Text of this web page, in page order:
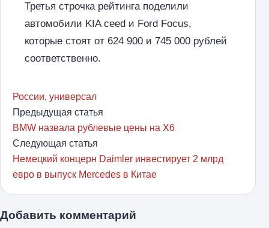
Третья строчка рейтинга поделили
автомобили KIA ceed и Ford Focus,
которые стоят от 624 900 и 745 000 рублей
соответственно.
России, универсал
Предыдущая статья
BMW назвала рублевые цены на X6
Следующая статья
Немецкий концерн Daimler инвестирует 2 млрд
евро в выпуск Mercedes в Китае
Добавить комментарий